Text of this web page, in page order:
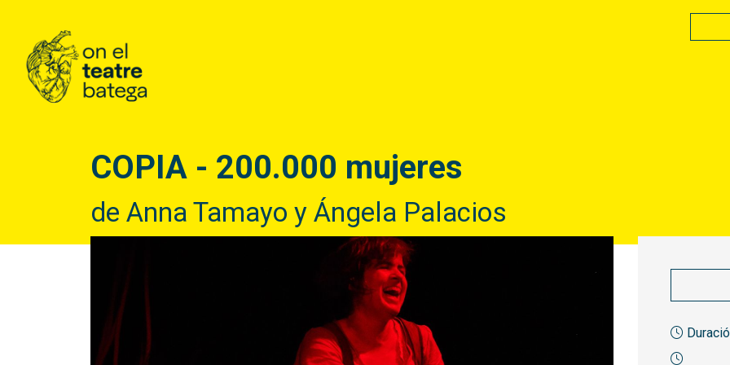
COPIA - 200.000 mujeres
de Anna Tamayo y Ángela Palacios